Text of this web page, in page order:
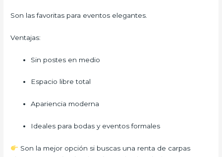
Son las favoritas para eventos elegantes.
Ventajas:
Sin postes en medio
Espacio libre total
Apariencia moderna
Ideales para bodas y eventos formales
Son la mejor opción si buscas una renta de carpas